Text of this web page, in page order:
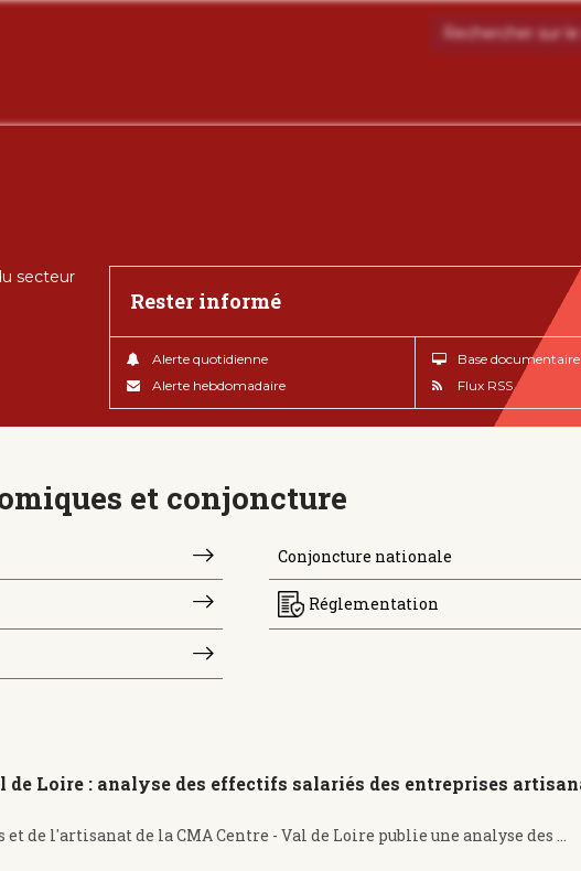
secteur
Rester informé
Alerte quotidienne
Alerte hebdomadaire
Base documentaire
Flux RSS
et conjoncture
Conjoncture nationale
Réglementation
de Loire : analyse des effectifs salariés des entreprises
de l'artisanat de la CMA Centre - Val de Loire publie une analyse des ...